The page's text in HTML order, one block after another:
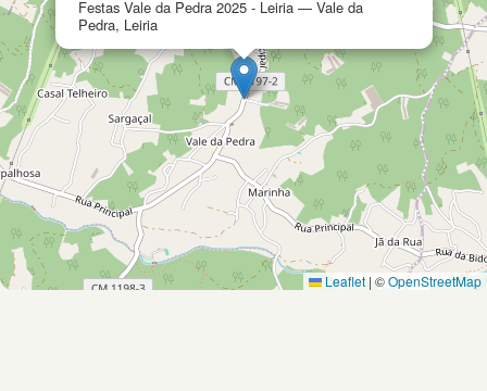
Festas Vale da Pedra 2025 - Leiria — Vale da
Pedra, Leiria
Leaflet | ©OpenStreetMap